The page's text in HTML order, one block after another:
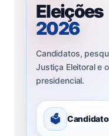
Eleições
2026
Candidatos,
Justiça Eleitoral e
presidencial.
🗳